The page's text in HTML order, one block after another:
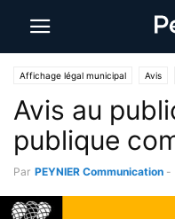
Affichage légal municipal Avis
Avis au
publique
Par PEYNIER Communication -